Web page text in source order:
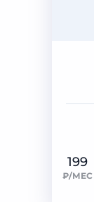
199
₽/МЕС